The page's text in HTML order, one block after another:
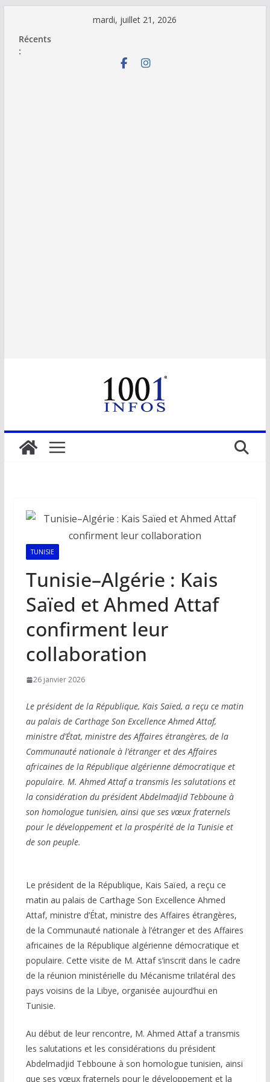
contenu
mardi, juillet 21, 2026
Récents
:
TUNISIE
Tunisie–Algérie : Kais
Saïed et Ahmed Attaf
confirment leur
collaboration
26 janvier 2026
Le président de la République, Kais Saïed, a reçu ce matin
au palais de Carthage Son Excellence Ahmed Attaf,
ministre d’État, ministre des Affaires étrangères, de la
Communauté nationale à l’étranger et des Affaires
africaines de la République algérienne démocratique et
populaire. M. Ahmed Attaf a transmis les salutations et
la considération du président Abdelmadjid Tebboune à
son homologue tunisien, ainsi que ses vœux fraternels
pour le développement et la prospérité de la Tunisie et
de son peuple.
Le président de la République, Kais Saïed, a reçu ce
matin au palais de Carthage Son Excellence Ahmed
Attaf, ministre d’État, ministre des Affaires étrangères,
de la Communauté nationale à l’étranger et des Affaires
africaines de la République algérienne démocratique et
populaire. Cette visite de M. Attaf s’inscrit dans le cadre
de la réunion ministérielle du Mécanisme trilatéral des
pays voisins de la Libye, organisée aujourd’hui en
Tunisie.
Au début de leur rencontre, M. Ahmed Attaf a transmis
les salutations et les considérations du président
Abdelmadjid Tebboune à son homologue tunisien, ainsi
que ses vœux fraternels pour le développement et la